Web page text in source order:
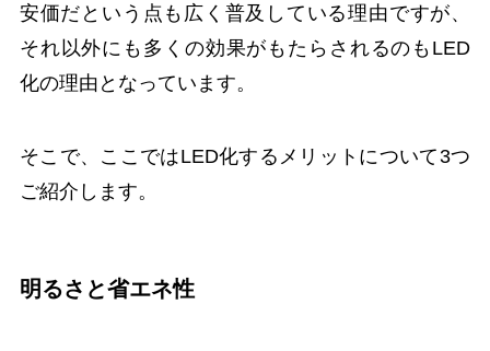
安価だという点も広く普及している理由ですが、
それ以外にも多くの効果がもたらされるのもLED
化の理由となっています。
そこで、ここではLED化するメリットについて3つ
ご紹介します。
明るさと省エネ性